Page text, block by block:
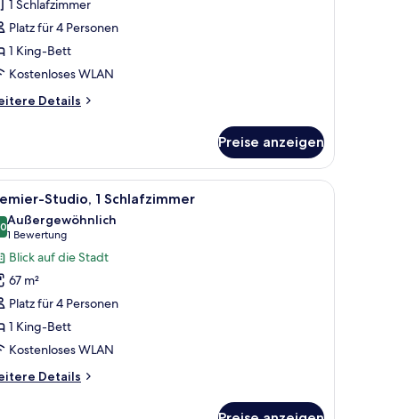
1 Schlafzimmer
Platz für 4 Personen
1 King-Bett
Kostenloses WLAN
Details
Preise anzeigen
Sesseln, einem Couchtisch und einem großen Fenster.
Ein modernes Wohnzimmer mit einer
6 Studio, 1 Schlafzimmer
von 10
Außergewöhnlich
1 Bewertung
(1
Bewertung)
Blick auf die Stadt
67 m²
Platz für 4 Personen
1 King-Bett
Kostenloses WLAN
Details